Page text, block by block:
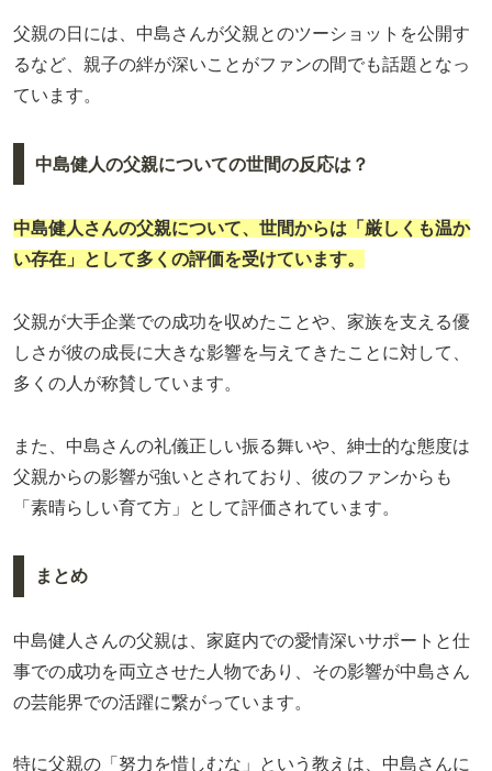
父親の日には、中島さんが父親とのツーショットを公開す
るなど、親子の絆が深いことがファンの間でも話題となっ
ています。
中島健人の父親についての世間の反応は？
中島健人さんの父親について、世間からは「厳しくも温か
い存在」として多くの評価を受けています。
父親が大手企業での成功を収めたことや、家族を支える優
しさが彼の成長に大きな影響を与えてきたことに対して、
多くの人が称賛しています。
また、中島さんの礼儀正しい振る舞いや、紳士的な態度は
父親からの影響が強いとされており、彼のファンからも
「素晴らしい育て方」として評価されています。
まとめ
中島健人さんの父親は、家庭内での愛情深いサポートと仕
事での成功を両立させた人物であり、その影響が中島さん
の芸能界での活躍に繋がっています。
特に父親の「努力を惜しむな」という教えは、中島さんに